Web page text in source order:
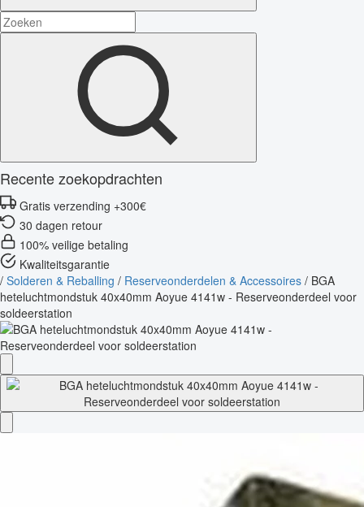
Recente zoekopdrachten
Gratis verzending +300€
30 dagen retour
100% veilige betaling
Kwaliteitsgarantie
/ Solderen & Reballing / Reserveonderdelen & Accessoires / BGA
heteluchtmondstuk 40x40mm Aoyue 4141w - Reserveonderdeel voor
soldeerstation